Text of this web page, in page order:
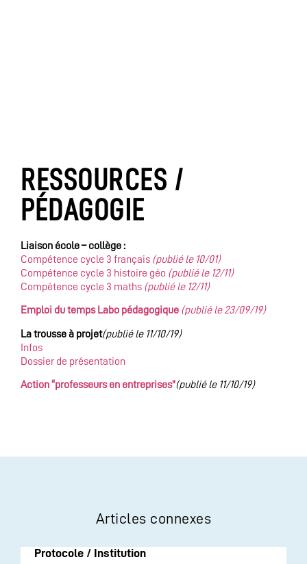
RESSOURCES /
PÉDAGOGIE
Liaison école – collège :
Compétence cycle 3 français (publié le 10/01)
Compétence cycle 3 histoire géo (publié le 12/11)
Compétence cycle 3 maths (publié le 12/11)
Emploi du temps Labo pédagogique (publié le 23/09/19)
La trousse à projet(publié le 11/10/19)
Infos
Dossier de présentation
Action “professeurs en entreprises”(publié le 11/10/19)
Articles connexes
Protocole / Institution